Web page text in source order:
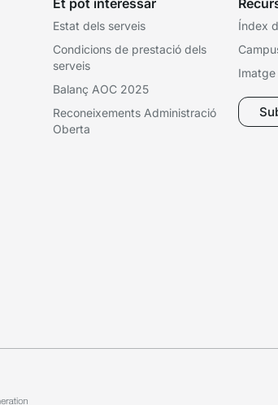
Estat dels serveis
Condicions de prestació dels
serveis
Balanç AOC 2025
Reconeixements Administració
Oberta
Índex